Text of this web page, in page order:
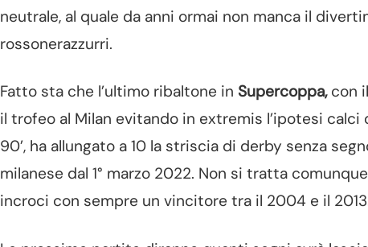
neutrale, al quale da anni ormai non manca il
rossonerazzurri.
Fatto sta che l’ultimo ribaltone in Supercoppa,con
il trofeo al Milan evitando in extremis l’ipotesi
90’, ha allungato a 10 la striscia di derby senza
milanese dal 1° marzo 2022. Non si tratta
incroci con sempre un vincitore tra il 2004 e il